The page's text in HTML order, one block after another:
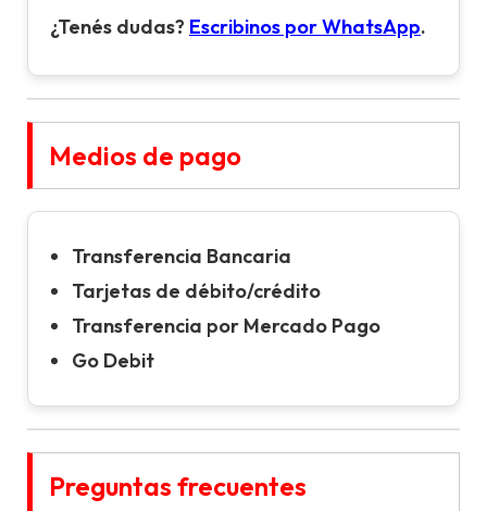
¿Tenés dudas? Escribinos por WhatsApp.
Medios de pago
Transferencia Bancaria
Tarjetas de débito/crédito
Transferencia por Mercado Pago
Go Debit
Preguntas frecuentes